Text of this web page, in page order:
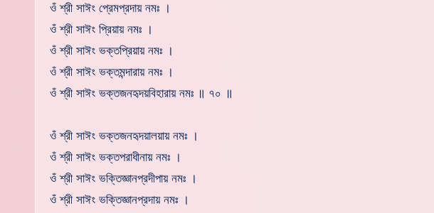
ওঁ শ্রী সাঈং প্রেমপ্রদায় নমঃ ।
ওঁ শ্রী সাঈং প্রিয়ায় নমঃ ।
ওঁ শ্রী সাঈং ভক্তপ্রিয়ায় নমঃ ।
ওঁ শ্রী সাঈং ভক্তমন্দারায় নমঃ ।
ওঁ শ্রী সাঈং ভক্তজনহৃদয়বিহারায় নমঃ ॥ ৭০ ॥
ওঁ শ্রী সাঈং ভক্তজনহৃদয়ালয়ায় নমঃ ।
ওঁ শ্রী সাঈং ভক্তপরাধীনায় নমঃ ।
ওঁ শ্রী সাঈং ভক্তিজ্ঞানপ্রদীপায় নমঃ ।
ওঁ শ্রী সাঈং ভক্তিজ্ঞানপ্রদায় নমঃ ।